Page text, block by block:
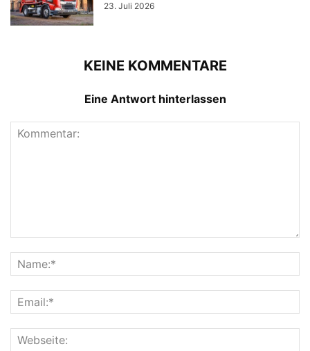
23. Juli 2026
KEINE KOMMENTARE
Eine Antwort hinterlassen